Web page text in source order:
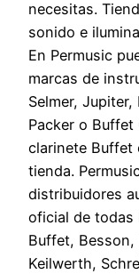
necesitas.
sonido e
En Permusic
marcas de
Selmer,
Packer o Buffet
clarinete Buffet
tienda.
distribuidores
oficial de todas
Buffet, Besson,
Keilwerth,